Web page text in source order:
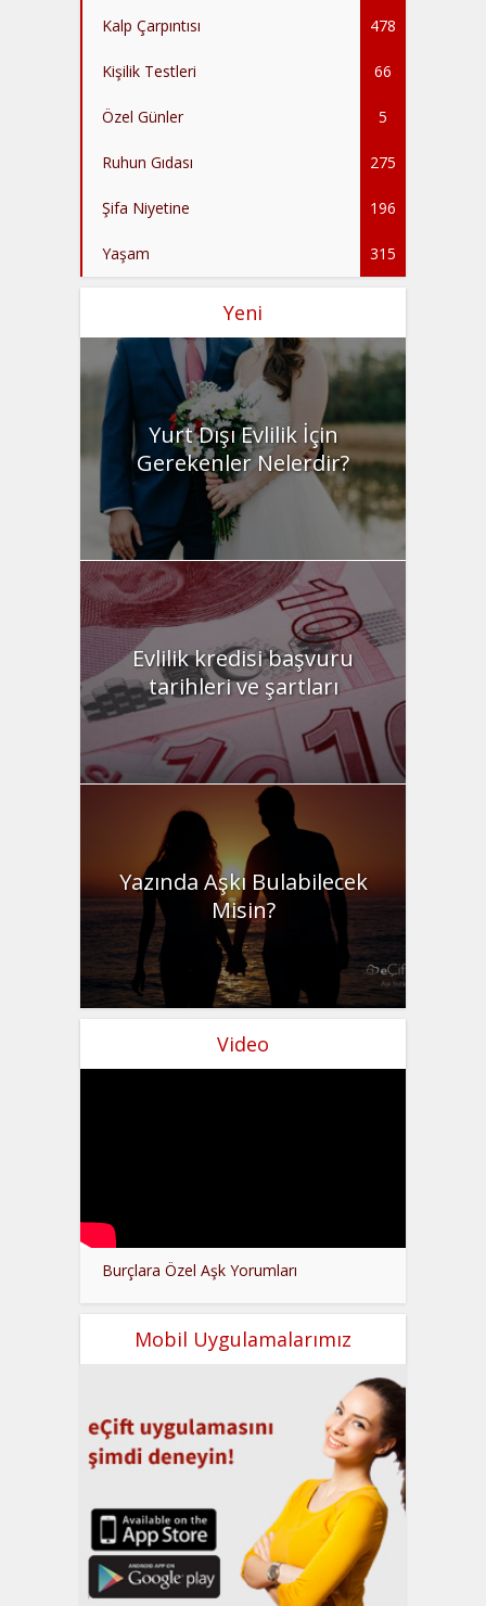
Kalp Çarpıntısı 478
Kişilik Testleri 66
Özel Günler 5
Ruhun Gıdası 275
Şifa Niyetine 196
Yaşam 315
Yeni
Yurt Dışı Evlilik İçin
Gerekenler Nelerdir?
Evlilik kredisi başvuru
tarihleri ve şartları
Yazında Aşkı Bulabilecek
Misin?
Video
Burçlara Özel Aşk Yorumları
Mobil Uygulamalarımız